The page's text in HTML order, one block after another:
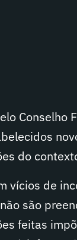
do
vícios de
são
feitas